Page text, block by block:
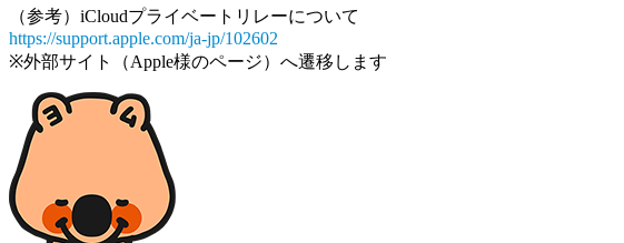
（参考）iCloudプライベートリレーについて
https://support.apple.com/ja-jp/102602
※外部サイト（Apple様のページ）へ遷移します